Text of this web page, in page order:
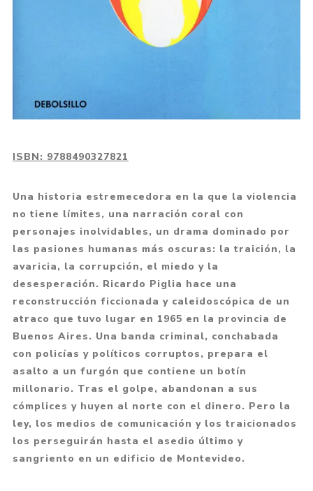
ISBN: 9788490327821
Una historia estremecedora en la que la violencia
no tiene límites, una narración coral con
personajes inolvidables, un drama dominado por
las pasiones humanas más oscuras: la traición, la
avaricia, la corrupción, el miedo y la
desesperación. Ricardo Piglia hace una
reconstrucción ficcionada y caleidoscópica de un
atraco que tuvo lugar en 1965 en la provincia de
Buenos Aires. Una banda criminal, conchabada
con policías y políticos corruptos, prepara el
asalto a un furgón que contiene un botín
millonario. Tras el golpe, abandonan a sus
cómplices y huyen al norte con el dinero. Pero la
ley, los medios de comunicación y los traicionados
los perseguirán hasta el asedio último y
sangriento en un edificio de Montevideo.